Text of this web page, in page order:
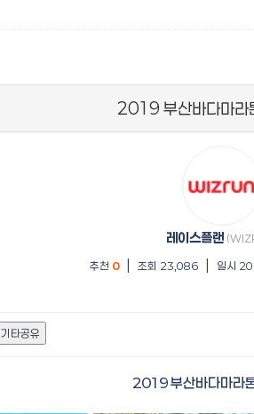
2019 부산바다마라
레이스플랜
추천 0 조회 23,086 일시
기타공유
2019 부산바다마라